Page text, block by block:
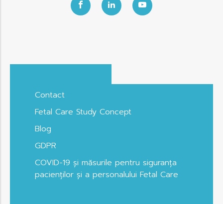
Contact
Fetal Care Study Concept
Blog
GDPR
COVID-19 și măsurile pentru siguranța
pacienților și a personalului Fetal Care